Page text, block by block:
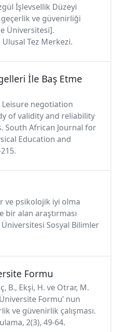
İşlevsellik Düzeyi
ve güvenirliği
Üniversitesi].
Tez Merkezi.
İle Baş Etme
Leisure negotiation
of validity and reliability
South African Journal for
Education and
ve psikolojik iyi olma
bir alan araştırması
Sosyal Bilimler
Formu
B., Ekşi, H. ve Otrar, M.
Formu’ nun
ve güvenirlik çalışması.
2(3), 49-64.